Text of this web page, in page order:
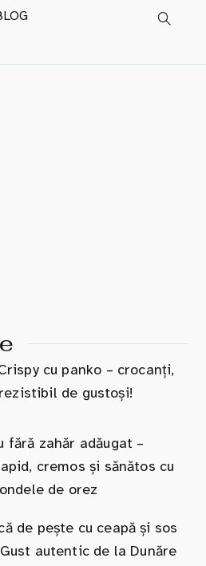
cu panko – crocanți,
de gustoși!
fără zahăr adăugat –
cremos și sănătos cu
de orez
de pește cu ceapă și sos
autentic de la Dunăre